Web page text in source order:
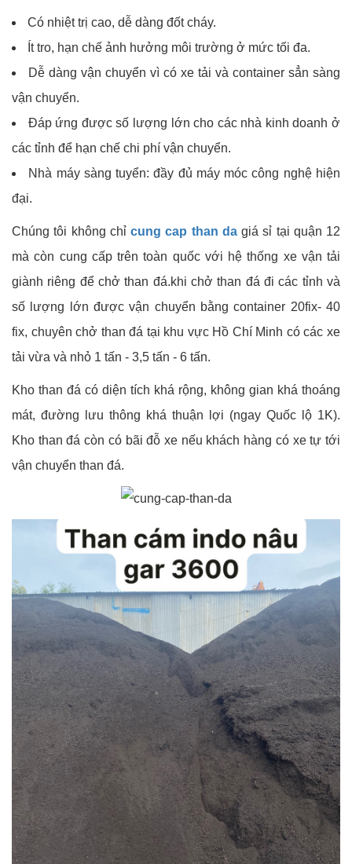
Có nhiệt trị cao, dễ dàng đốt cháy.
Ít tro, hạn chế ảnh hưởng môi trường ở mức tối đa.
Dễ dàng vận chuyển vì có xe tải và container sẳn sàng
vận chuyển.
Đáp ứng được số lượng lớn cho các nhà kinh doanh ở
các tỉnh để hạn chế chi phí vận chuyển.
Nhà máy sàng tuyển: đầy đủ máy móc công nghệ hiện
đại.
Chúng tôi không chỉ cung cap than dagiá sỉ tại quận 12
mà còn cung cấp trên toàn quốc với hệ thống xe vận tải
giành riêng để chở than đá.khi chở than đá đi các tỉnh và
số lượng lớn được vận chuyển bằng container 20fix- 40
fix, chuyên chở than đá tại khu vực Hồ Chí Minh có các xe
tải vừa và nhỏ 1 tấn - 3,5 tấn - 6 tấn.
Kho than đá có diện tích khá rộng, không gian khá thoáng
mát, đường lưu thông khá thuận lợi (ngay Quốc lộ 1K).
Kho than đá còn có bãi đỗ xe nếu khách hàng có xe tự tới
vận chuyển than đá.